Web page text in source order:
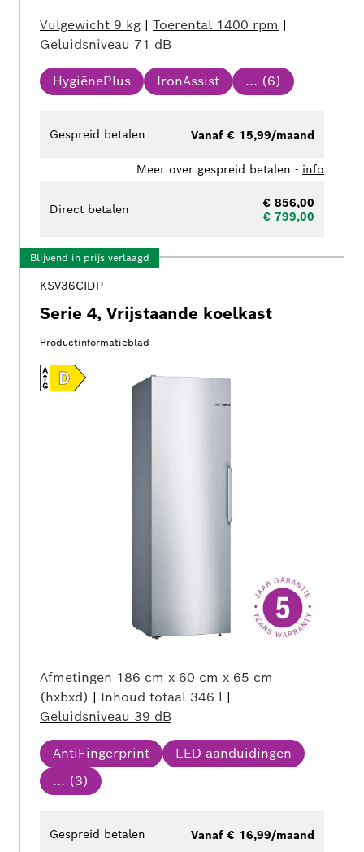
Vulgewicht 9 kg | Toerental 1400 rpm |
Geluidsniveau 71 dB
HygiënePlus IronAssist ... (6)
Gespreid betalen Vanaf € 15,99/maand
Meer over gespreid betalen - info
Direct betalen
€ 856,00
€ 799,00
Blijvend in prijs verlaagd
KSV36CIDP
Serie 4, Vrijstaande koelkast
Productinformatieblad
Afmetingen 186 cm x 60 cm x 65 cm
(hxbxd) | Inhoud totaal 346 l |
Geluidsniveau 39 dB
AntiFingerprint
LED aanduidingen
... (3)
Gespreid betalen Vanaf € 16,99/maand